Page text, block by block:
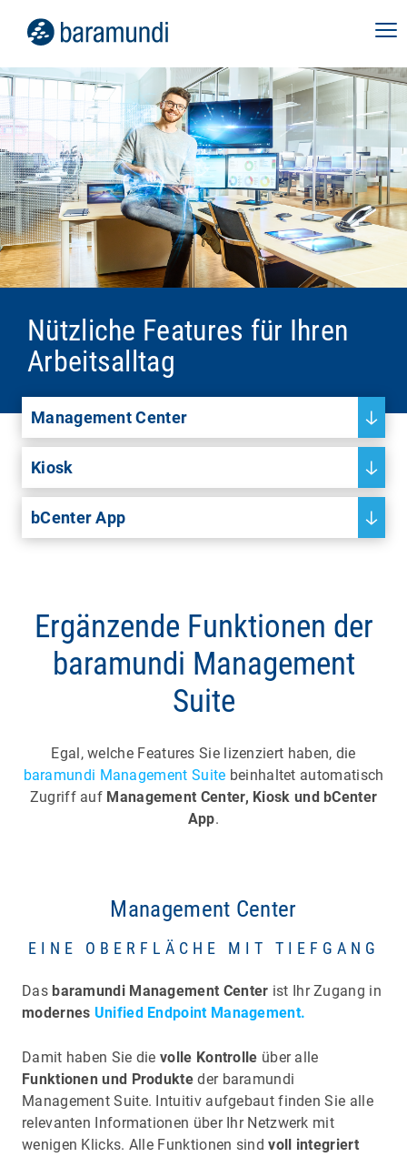
Nützliche Features für Ihren
Arbeitsalltag
Management Center
Kiosk
bCenter App
Ergänzende Funktionen der
baramundi Management
Suite
Egal, welche Features Sie lizenziert haben, die
baramundi Management Suite beinhaltet automatisch
Zugriff auf Management Center, Kiosk und bCenter
App.
Management Center
EINE OBERFLÄCHE MIT TIEFGANG
Das baramundi Management Center ist Ihr Zugang in
modernes Unified Endpoint Management.
Damit haben Sie dievolle Kontrolle über alle
Funktionen und Produkte der baramundi
Management Suite. Intuitiv aufgebaut finden Sie alle
relevanten Informationen über Ihr Netzwerk mit
wenigen Klicks. Alle Funktionen sindvoll integriert